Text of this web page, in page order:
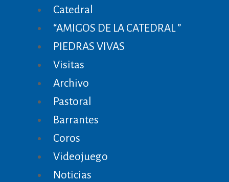
Catedral
“AMIGOS DE LA CATEDRAL ”
PIEDRAS VIVAS
Visitas
Archivo
Pastoral
Barrantes
Coros
Videojuego
Noticias